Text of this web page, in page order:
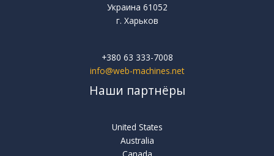
Украина 61052
г. Харьков
+380 63 333-7008
info@web-machines.net
Наши партнёры
United States
Australia